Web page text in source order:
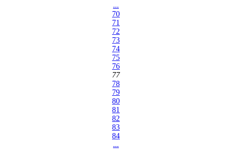
...
70
71
72
73
74
75
76
77
78
79
80
81
82
83
84
...